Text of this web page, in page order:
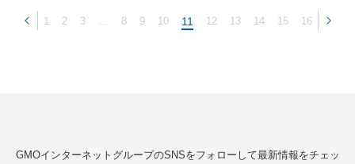
1 2 3 8 9 10 11 12 13 14 15 16
GMOインターネットグループのSNSをフォローして最新情報をチェッ